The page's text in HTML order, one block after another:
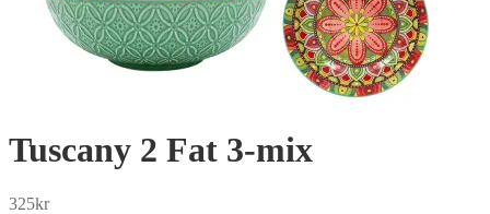
Tuscany 2 Fat 3-mix
325kr